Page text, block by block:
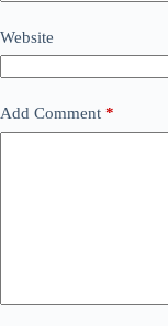
Website
Add Comment *